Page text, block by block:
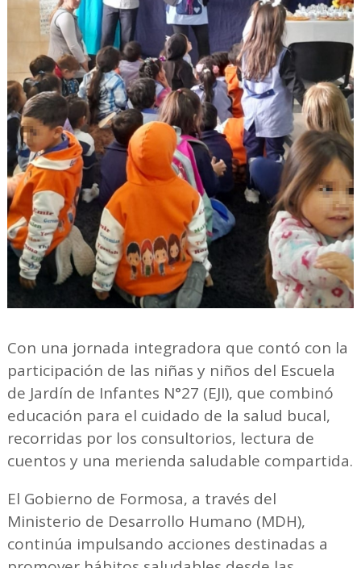
Con una jornada integradora que contó con la
participación de las niñas y niños del Escuela
de Jardín de Infantes N°27 (EJI), que combinó
educación para el cuidado de la salud bucal,
recorridas por los consultorios, lectura de
cuentos y una merienda saludable compartida.
El Gobierno de Formosa, a través del
Ministerio de Desarrollo Humano (MDH),
continúa impulsando acciones destinadas a